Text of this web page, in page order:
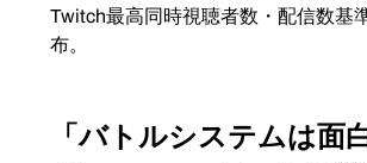
Twitch最高同時視聴者数・配信数基
布。
「バトルシステムは面